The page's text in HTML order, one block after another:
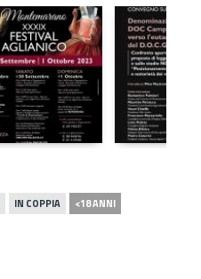
IN COPPIA
<18 ANNI